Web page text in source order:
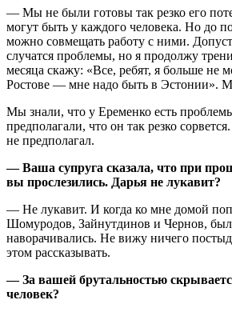
— Мы не были готовы так резко его
могут быть у каждого человека. Но до
можно совмещать работу с ними.
случатся проблемы, но я продолжу
месяца скажу: «Все, ребят, я больше не
Ростове — мне надо быть в Эстонии».
Мы знали, что у Еременко есть
предполагали, что он так резко
не предполагал.
— Ваша супруга сказала, что при
вы прослезились. Дарья не лукавит?
— Не лукавит. И когда ко мне домой
Шомуродов, Зайнутдинов и Чернов,
наворачивались. Не вижу ничего
этом рассказывать.
— За вашей брутальностью
человек?